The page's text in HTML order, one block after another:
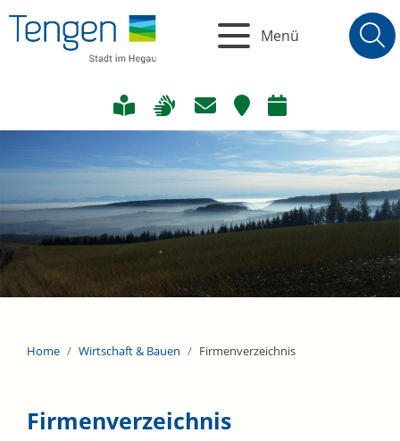
Menü
Home Wirtschaft & Bauen Firmenverzeichnis
Firmenverzeichnis